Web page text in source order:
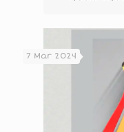
7 Mar 2024